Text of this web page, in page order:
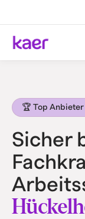
🏆 Top
Sicher